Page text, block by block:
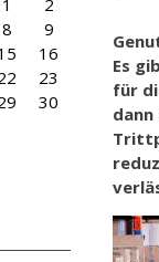
Es
für
1
2
8
9
16
23
30